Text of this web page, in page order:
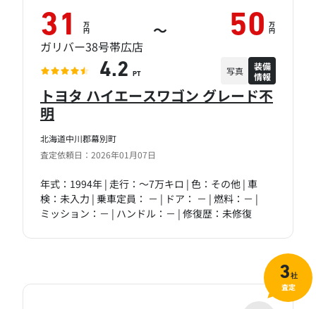
北海道中川郡幕別町
査定依頼日：2026年01月07日
トヨタ ハイエースワゴン グレード不
明
年式：1994年 | 走行：～7万キロ | 色：その他 | 車
検：未入力 | 乗車定員： － | ドア： － | 燃料：－ |
ミッション：－ | ハンドル：－ | 修復歴：未修復
31 万
円 ～ 50 万
円
ガリバー38号帯広店
4.2 PT 写真
装備
情報
3社
査定